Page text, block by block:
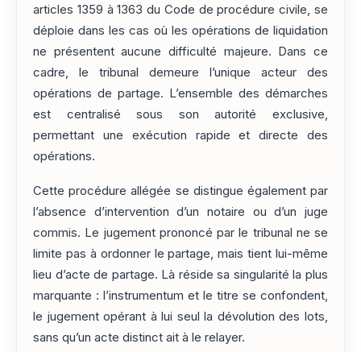
articles 1359 à 1363 du Code de procédure civile, se
déploie dans les cas où les opérations de liquidation
ne présentent aucune difficulté majeure. Dans ce
cadre, le tribunal demeure l’unique acteur des
opérations de partage. L’ensemble des démarches
est centralisé sous son autorité exclusive,
permettant une exécution rapide et directe des
opérations.
Cette procédure allégée se distingue également par
l’absence d’intervention d’un notaire ou d’un juge
commis. Le jugement prononcé par le tribunal ne se
limite pas à ordonner le partage, mais tient lui-même
lieu d’acte de partage. Là réside sa singularité la plus
marquante : l’instrumentum et le titre se confondent,
le jugement opérant à lui seul la dévolution des lots,
sans qu’un acte distinct ait à le relayer.